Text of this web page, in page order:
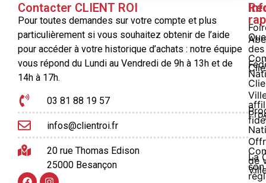
Contacter CLIENT ROI
Pour toutes demandes sur votre compte et plus
particulièrement si vous souhaitez obtenir de l’aide
pour accéder à votre historique d’achats : notre équipe
vous répond du Lundi au Vendredi de 9h à 13h et de
14h à 17h.
03 81 88 19 57
infos@clientroi.fr
20 rue Thomas Edison
25000 Besançon
La
son
des
de